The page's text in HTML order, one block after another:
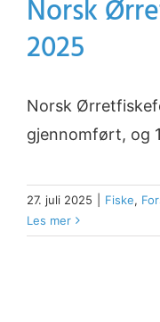
Norsk
2025
Norsk
gjennomført, og
27. juli 2025 Fiske,
Les mer